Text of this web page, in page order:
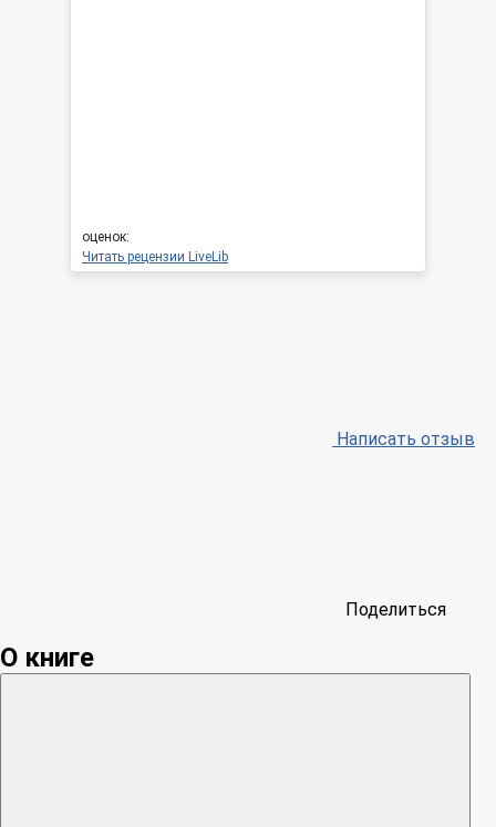
оценок:
Читать рецензии LiveLib
Написать отзыв
Поделиться
О книге